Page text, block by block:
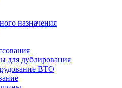
назначения
для дублирования
ВТО